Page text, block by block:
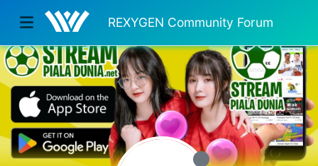
REXYGEN Community Forum